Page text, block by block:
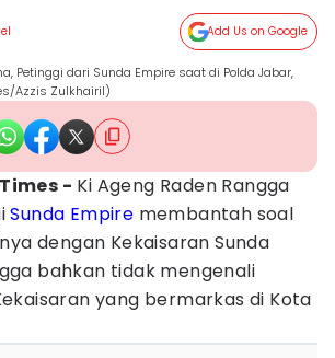
Add Us on Google
Petinggi dari Sunda Empire saat di Polda Jabar,
Azzis Zulkhairil)
- Ki Ageng Raden Rangga
Sunda Empire membantah soal
dengan Kekaisaran Sunda
bahkan tidak mengenali
yang bermarkas di Kota